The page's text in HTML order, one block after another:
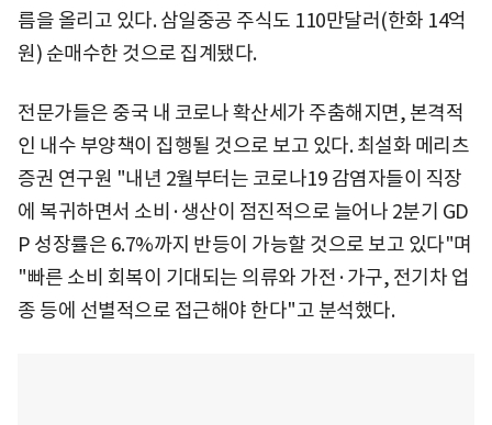
름을 올리고 있다. 삼일중공 주식도 110만달러(한화 14억
원) 순매수한 것으로 집계됐다.
전문가들은 중국 내 코로나 확산세가 주춤해지면, 본격적
인 내수 부양책이 집행될 것으로 보고 있다. 최설화 메리츠
증권 연구원 "내년 2월부터는 코로나19 감염자들이 직장
에 복귀하면서 소비·생산이 점진적으로 늘어나 2분기 GD
P 성장률은 6.7%까지 반등이 가능할 것으로 보고 있다"며
"빠른 소비 회복이 기대되는 의류와 가전·가구, 전기차 업
종 등에 선별적으로 접근해야 한다"고 분석했다.